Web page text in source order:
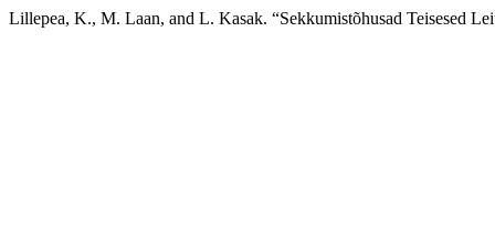
Lillepea, K., M. Laan, and L. Kasak. “Sekkumistõhusad Teisesed